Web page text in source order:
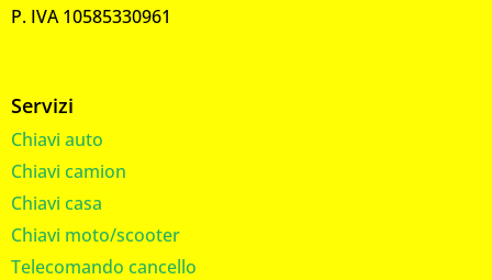
P. IVA 10585330961
Servizi
Chiavi auto
Chiavi camion
Chiavi casa
Chiavi moto/scooter
Telecomando cancello